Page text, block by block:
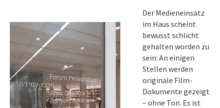
Der Medieneinsatz
im Haus scheint
bewusst schlicht
gehalten worden zu
sein: An einigen
Stellen werden
originale Film-
Dokumente gezeigt
– ohne Ton. Es ist